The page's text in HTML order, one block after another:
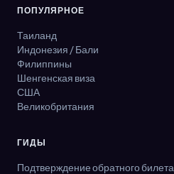
ПОПУЛЯРНОЕ
Таиланд
Индонезия / Бали
Филиппины
Шенгенская виза
США
Великобритания
ГИДЫ
Подтверждение обратного билета